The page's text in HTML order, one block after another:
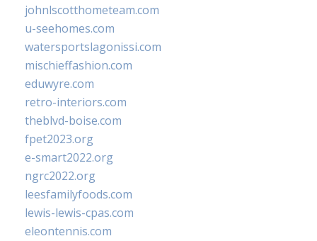
johnlscotthometeam.com
u-seehomes.com
watersportslagonissi.com
mischieffashion.com
eduwyre.com
retro-interiors.com
theblvd-boise.com
fpet2023.org
e-smart2022.org
ngrc2022.org
leesfamilyfoods.com
lewis-lewis-cpas.com
eleontennis.com